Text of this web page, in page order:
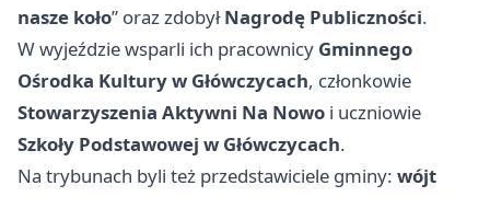
nasze koło” oraz zdobyłNagrodę Publiczności.
W wyjeździe wsparli ich pracownicy Gminnego
Ośrodka Kultury w Główczycach, członkowie
Stowarzyszenia Aktywni Na Nowo i uczniowie
Szkoły Podstawowej w Główczycach.
Na trybunach byli też przedstawiciele gminy: wójt